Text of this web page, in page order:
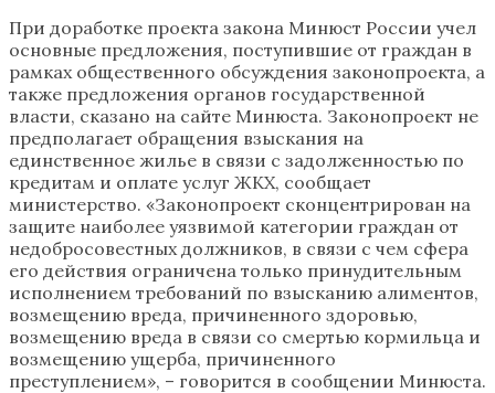
При доработке проекта закона Минюст России учел
основные предложения, поступившие от граждан в
рамках общественного обсуждения законопроекта, а
также предложения органов государственной
власти, сказано на сайте Минюста. Законопроект не
предполагает обращения взыскания на
единственное жилье в связи с задолженностью по
кредитам и оплате услуг ЖКХ, сообщает
министерство. «Законопроект сконцентрирован на
защите наиболее уязвимой категории граждан от
недобросовестных должников, в связи с чем сфера
его действия ограничена только принудительным
исполнением требований по взысканию алиментов,
возмещению вреда, причиненного здоровью,
возмещению вреда в связи со смертью кормильца и
возмещению ущерба, причиненного
преступлением», – говорится в сообщении Минюста.